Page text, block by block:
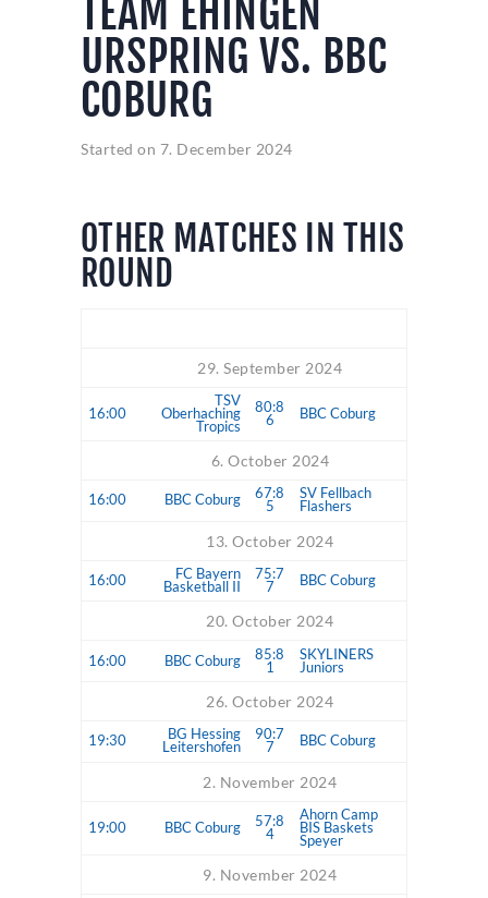
TEAM EHINGEN
URSPRING VS. BBC
COBURG
Started on 7. December 2024
OTHER MATCHES IN THIS
ROUND
29. September 2024
16:00
TSV
Oberhaching
Tropics
80:8
6
BBC Coburg
6. October 2024
16:00 BBC Coburg
67:8
5
SV Fellbach
Flashers
13. October 2024
16:00
FC Bayern
Basketball II
75:7
7
BBC Coburg
20. October 2024
16:00 BBC Coburg
85:8
1
SKYLINERS
Juniors
26. October 2024
19:30
BG Hessing
Leitershofen
90:7
7
BBC Coburg
2. November 2024
19:00 BBC Coburg
57:8
4
Ahorn Camp
BIS Baskets
Speyer
9. November 2024